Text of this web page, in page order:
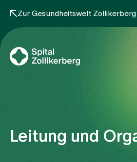
Zur Gesundheitswelt Zollikerberg
Fachbereiche
Leitung und